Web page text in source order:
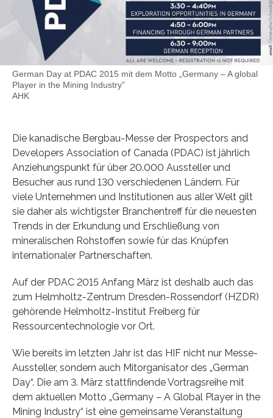
German Day at PDAC 2015 mit dem Motto „Germany – A global
Player in the Mining Industry”
AHK
Die kanadische Bergbau-Messe der Prospectors and
Developers Association of Canada (PDAC) ist jährlich
Anziehungspunkt für über 20.000 Aussteller und
Besucher aus rund 130 verschiedenen Ländern. Für
viele Unternehmen und Institutionen aus aller Welt gilt
sie daher als wichtigster Branchentreff für die neuesten
Trends in der Erkundung und Erschließung von
mineralischen Rohstoffen sowie für das Knüpfen
internationaler Partnerschaften.
Auf der PDAC 2015 Anfang März ist deshalb auch das
zum Helmholtz-Zentrum Dresden-Rossendorf (HZDR)
gehörende Helmholtz-Institut Freiberg für
Ressourcentechnologie vor Ort.
Wie bereits im letzten Jahr ist das HIF nicht nur Messe-
Aussteller, sondern auch Mitorganisator des „German
Day“. Die am 3. März stattfindende Vortragsreihe mit
dem aktuellen Motto „Germany – A Global Player in the
Mining Industry“ ist eine gemeinsame Veranstaltung